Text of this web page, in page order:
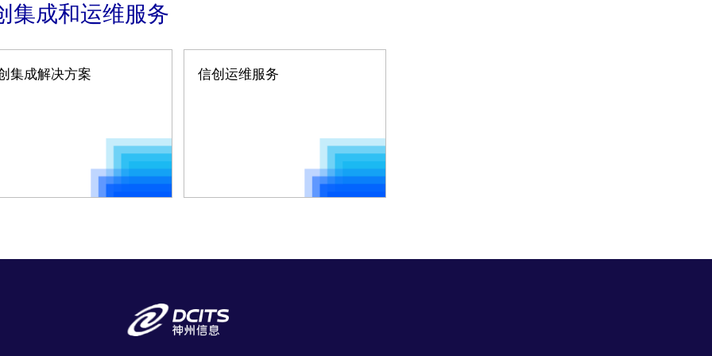
集成和运维服务
集成解决方案 信创运维服务